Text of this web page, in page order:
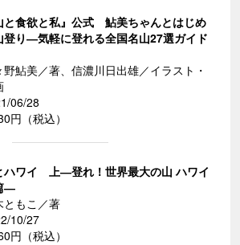
と食欲と私』公式 鮎美ちゃんとはじめ
登り―気軽に登れる全国名山27選ガイド
野鮎美／著、信濃川日出雄／イラスト・
06/28
円（税込）
ハワイ 上―登れ！世界最大の山 ハワイ
―
ともこ／著
10/27
円（税込）